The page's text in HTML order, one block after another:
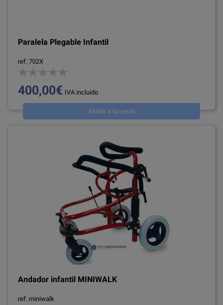
Paralela Plegable Infantil
ref: 702X
400,00€ IVA incluido
Añadir a la cesta
Andador infantil MINIWALK
ref: miniwalk